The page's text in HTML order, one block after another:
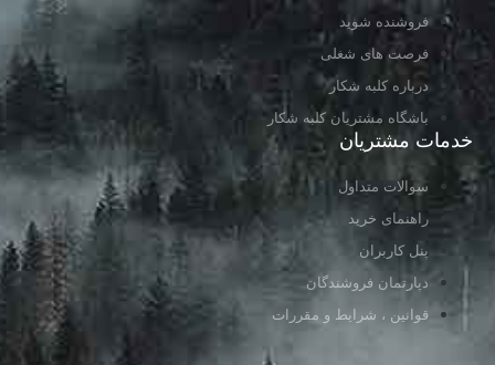
فروشنده شوید
فرصت های شغلی
درباره کلبه شکار
باشگاه مشتریان کلبه شکار
خدمات مشتریان
سوالات متداول
راهنمای خرید
پنل کاربران
دپارتمان فروشندگان
قوانین ، شرایط و مقررات